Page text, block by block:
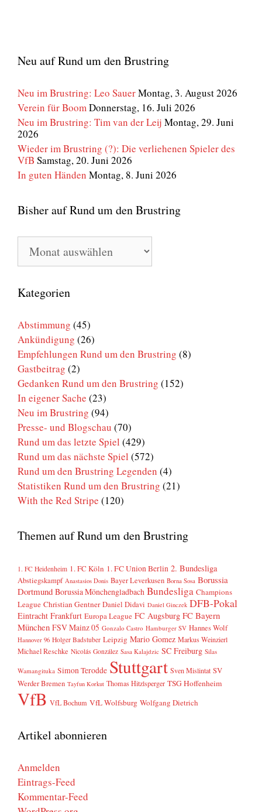
Neu auf Rund um den Brustring
Neu im Brustring: Leo SauerMontag, 3. August 2026
Verein für Boom Donnerstag, 16. Juli 2026
Neu im Brustring: Tim van der Leij Montag, 29. Juni
2026
Wieder im Brustring (?): Die verliehenen Spieler des
VfB Samstag, 20. Juni 2026
In guten Händen Montag, 8. Juni 2026
Bisher auf Rund um den Brustring
Bisher
auf
Rund
den
Brustring
Kategorien
Abstimmung (45)
Ankündigung (26)
Empfehlungen Rund um den Brustring (8)
Gastbeitrag (2)
Gedanken Rund um den Brustring (152)
In eigener Sache (23)
Neu im Brustring (94)
Presse- und Blogschau (70)
Rund um das letzte Spiel (429)
Rund um das nächste Spiel (572)
Rund um den Brustring Legenden (4)
Statistiken Rund um den Brustring (21)
With the Red Stripe (120)
Themen auf Rund um den Brustring
1. FC Heidenheim 1. FC Köln 1. FC Union Berlin 2. Bundesliga
Abstiegskampf Anastasios Donis Bayer Leverkusen Borna Sosa Borussia
Dortmund Borussia Mönchengladbach Bundesliga Champions
League Christian Gentner Daniel Didavi Daniel Ginczek DFB-Pokal
Eintracht Frankfurt Europa League FC Augsburg FC Bayern
München FSV Mainz 05 Gonzalo Castro Hamburger SV Hannes Wolf
Hannover 96 Holger Badstuber Leipzig Mario Gomez Markus Weinzierl
Michael Reschke Nicolás González Sasa Kalajdzic SC Freiburg Silas
Wamangituka Simon Terodde Stuttgart Sven Mislintat SV
Werder Bremen Tayfun Korkut Thomas Hitzlsperger TSG Hoffenheim
VfB VfL Bochum VfL Wolfsburg Wolfgang Dietrich
Artikel abonnieren
Anmelden
Eintrags-Feed
Kommentar-Feed